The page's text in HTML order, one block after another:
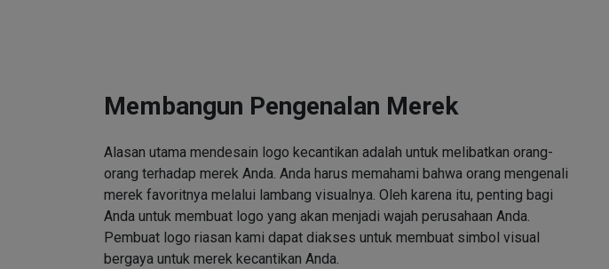
Membangun Pengenalan Merek
Alasan utama mendesain logo kecantikan adalah untuk melibatkan orang-
orang terhadap merek Anda. Anda harus memahami bahwa orang mengenali
merek favoritnya melalui lambang visualnya. Oleh karena itu, penting bagi
Anda untuk membuat logo yang akan menjadi wajah perusahaan Anda.
Pembuat logo riasan kami dapat diakses untuk membuat simbol visual
bergaya untuk merek kecantikan Anda.